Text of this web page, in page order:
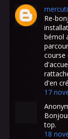
Re-
bémol
course
d'en
17
top.
18